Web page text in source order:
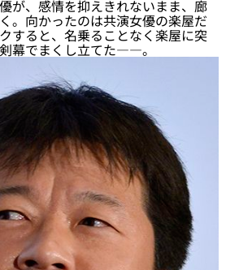
が、感情を抑えきれないまま、廊
。向かったのは共演女優の楽屋だ
すると、名乗ることなく楽屋に突
幕でまくし立てた――。